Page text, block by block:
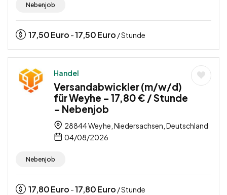
Nebenjob
17,50Euro -17,50Euro / Stunde
Handel
Versandabwickler (m/w/d)
für Weyhe – 17,80 € / Stunde
– Nebenjob
28844 Weyhe, Niedersachsen, Deutschland
04/08/2026
Nebenjob
17,80Euro -17,80Euro / Stunde